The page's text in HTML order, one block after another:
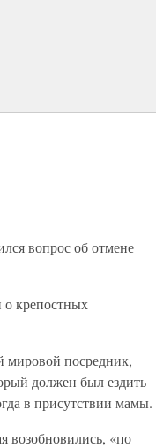
вопрос об отмене
о крепостных
мировой посредник,
должен был ездить
в присутствии мамы.
возобновились, «по